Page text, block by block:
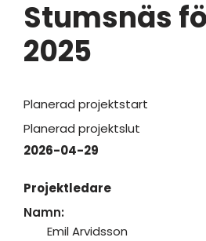
Stumsnäs
2025
Planerad projektstart
Planerad projektslut
2026-04-29
Projektledare
Namn:
Emil Arvidsson